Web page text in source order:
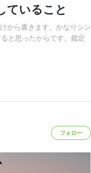
ていること
から書きます。かなりシン
と思ったからです。鑑定
フォロー